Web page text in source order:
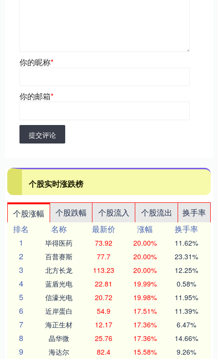
你的昵称*
你的邮箱*
提交评论
个股实时涨跌榜
个股涨幅 个股跌幅 个股流入 个股流出
换手率
排名
名称 最新价 涨幅
换手率
1
毕得医药 73.92 20.00% 11.62%
2 百普赛斯 77.7 20.00% 23.31%
3 北方长龙 113.23 20.00% 12.25%
4 蓝盾光电 22.81 19.99% 0.58%
5 信濠光电 20.72 19.98% 11.95%
6 近岸蛋白 54.9 17.51% 11.39%
7 海正生材 12.17 17.36% 6.47%
8 晶华微 25.76 17.36% 14.66%
9 海达尔 82.4 15.58% 9.26%